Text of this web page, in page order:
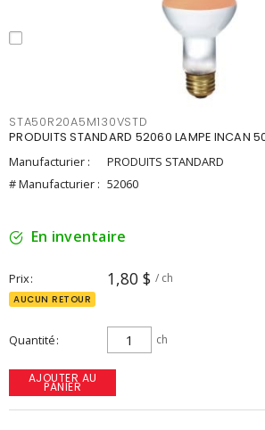
STA50R20A5M130VSTD
PRODUITS STANDARD 52060 LAMPE INCAN
Manufacturier :
PRODUITS STANDARD
# Manufacturier : 52060
En inventaire
Prix 1,80 $ / ch
AUCUN RETOUR
Quantité ch
AJOUTER AU
PANIER